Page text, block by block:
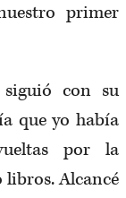
primer
siguió con su
que yo había
por la
Alcancé